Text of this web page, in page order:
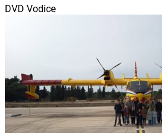
DVD Vodice